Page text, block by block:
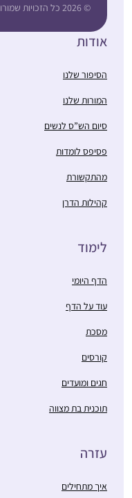
© 2026 כל הזכויות שמורות להדרן
אודות
הסיפור שלנו
המורות שלנו
סיום הש”ס לנשים
פסיפס לומדות
מהתקשורת
קהילות הדרן
לימוד
הדף היומי
עוד על הדף
מסכת
קורסים
חגים ומועדים
תוכנית בת מצווה
עזרה
איך מתחילים